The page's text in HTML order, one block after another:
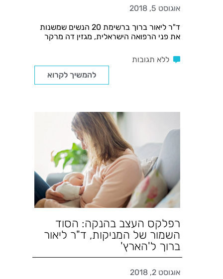
אוגוסט 5, 2018
ד"ר ליאור ברוך ברשימת 20 הנשים שמשנות
את פני הרפואה הישראלית, מגזין דה מרקר
ללא תגובות
להמשיך לקרוא
רפלקס העצב בהנקה: הסוד
השמור של המניקות, ד"ר ליאור
ברוך ל'הארץ'
אוגוסט 2, 2018